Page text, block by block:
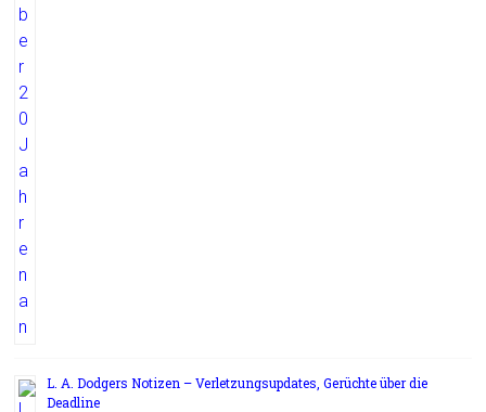
L. A. Dodgers Notizen – Verletzungsupdates, Gerüchte über die
Deadline